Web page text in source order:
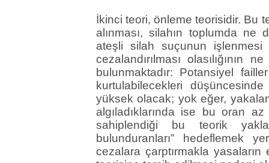
İkinci teori, önleme teorisidir. Bu
alınması, silahın toplumda ne
ateşli silah suçunun işlenmesi
cezalandırılması olasılığının
bulunmaktadır: Potansiyel
kurtulabilecekleri
yüksek olacak; yok eğer,
algıladıklarında ise bu oran
sahiplendiği bu teorik
bulunduranları” hedeflemek
cezalara çarptırmakla